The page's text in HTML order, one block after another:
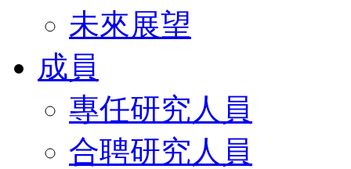
未來展望
成員
專任研究人員
合聘研究人員